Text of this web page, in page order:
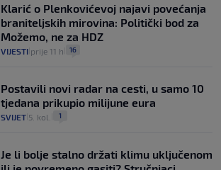
Klarić o Plenkovićevoj najavi povećanja
braniteljskih mirovina: Politički bod za
Možemo, ne za HDZ
VIJESTI prije 11 h 16
Postavili novi radar na cesti, u samo 10
tjedana prikupio milijune eura
SVIJET 5. kol. 1
Je li bolje stalno držati klimu uključenom